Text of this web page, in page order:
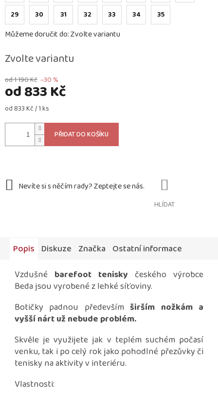
od 1 190 Kč –30 %
od833 Kč
Měrná
od 833 Kč / 1 ks
Zvolte variantu
29 30 31 32 33 34 35
Můžeme doručit do:Zvolte variantu
PŘIDAT DO KOŠÍKU
HLÍDAT
Popis Diskuze Značka Ostatní informace
Vzdušné barefoot tenisky českého výrobce
Beda jsou vyrobené z lehké síťoviny.
Botičky padnou předevšímširším nožkám a
vyšší nárt už nebude problém.
Skvěle je využijete jak v teplém suchém počasí
venku, tak i po celý rok jako pohodlné přezůvky či
tenisky na aktivity v interiéru.
Vlastnosti: